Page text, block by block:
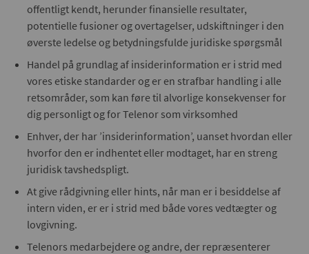
offentligt kendt, herunder finansielle resultater,
potentielle fusioner og overtagelser, udskiftninger i den
øverste ledelse og betydningsfulde juridiske spørgsmål
Handel på grundlag af insiderinformation er i strid med
vores etiske standarder og er en strafbar handling i alle
retsområder, som kan føre til alvorlige konsekvenser for
dig personligt og for Telenor som virksomhed
Enhver, der har ’insiderinformation’, uanset hvordan eller
hvorfor den er indhentet eller modtaget, har en streng
juridisk tavshedspligt.
At give rådgivning eller hints, når man er i besiddelse af
intern viden, er er i strid med både vores vedtægter og
lovgivning.
Telenors medarbejdere og andre, der repræsenterer